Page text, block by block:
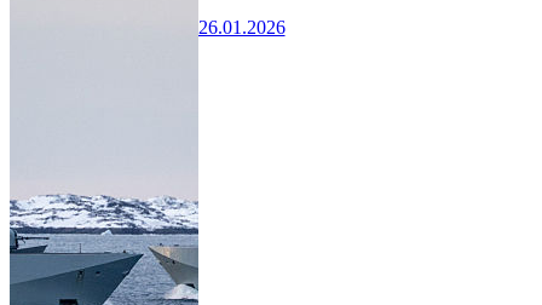
26.01.2026